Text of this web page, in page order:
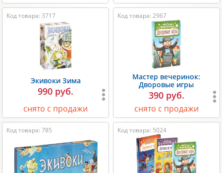
Код товара: 3717
Экивоки Зима
990 руб.
снято с продажи
Код товара: 2967
Мастер вечеринок:
Дворовые игры
390 руб.
снято с продажи
Код товара: 785 Код товара: 5024